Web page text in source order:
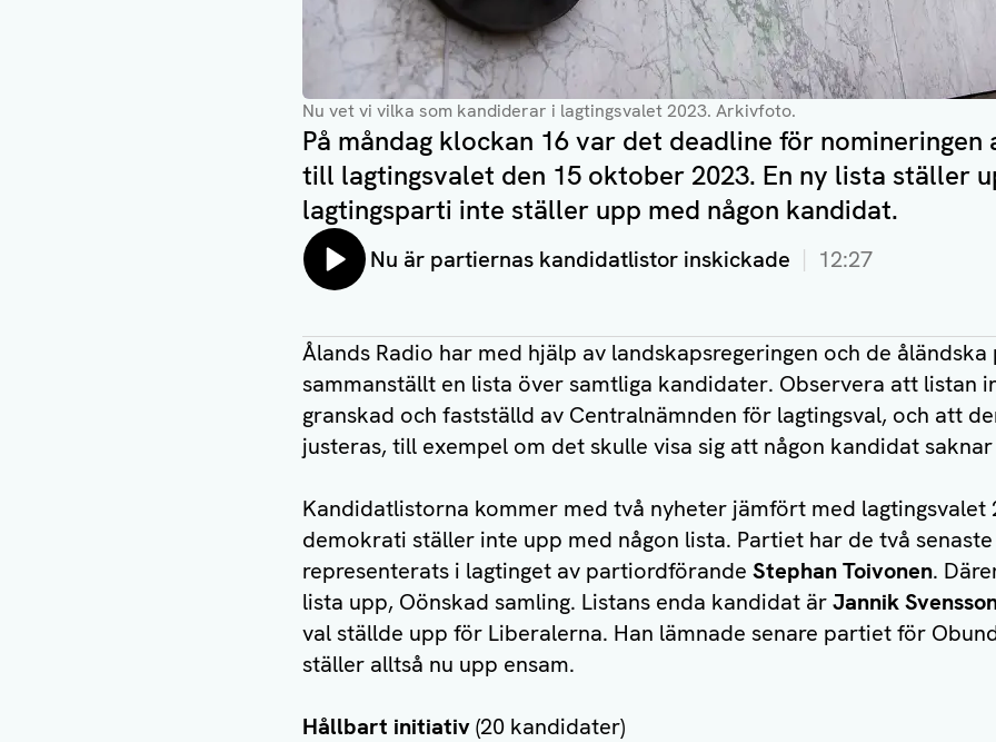
Nu vet vi vilka som kandiderar i lagtingsvalet 2023. Arkivfoto.
På måndag klockan 16 var det deadline för
till lagtingsvalet den 15 oktober 2023. En ny lista ställer
lagtingsparti inte ställer upp med någon kandidat.
Lyssna på:
Nu är partiernas kandidatlistor inskickade 12:27
Ålands Radio har med hjälp av landskapsregeringen och de
sammanställt en lista över samtliga kandidater. Observera att listan
granskad och fastställd av Centralnämnden för lagtingsval, och att
justeras, till exempel om det skulle visa sig att någon kandidat
Kandidatlistorna kommer med två nyheter jämfört med lagtingsvalet
demokrati ställer inte upp med någon lista. Partiet har de två
representerats i lagtinget av partiordförande Stephan Toivonen.
lista upp, Oönskad samling. Listans enda kandidat ärJannik
val ställde upp för Liberalerna. Han lämnade senare partiet för
ställer alltså nu upp ensam.
Hållbart initiativ(20 kandidater)